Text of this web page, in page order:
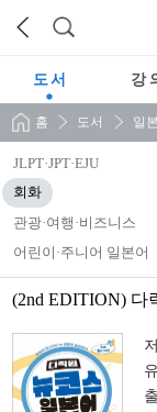
도 서 강
홈 도서 일
JLPT·JPT·EJU
회화
관광·여행·비즈니스
어린이·주니어 일본어
(2nd EDITION) 다